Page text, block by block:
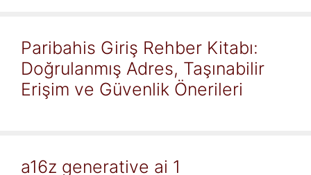
Paribahis Giriş Rehber Kitabı:
Doğrulanmış Adres, Taşınabilir
Erişim ve Güvenlik Önerileri
a16z generative ai 1